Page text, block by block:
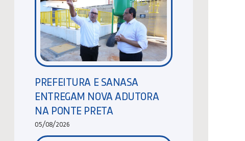
PREFEITURA E SANASA
ENTREGAM NOVA ADUTORA
NA PONTE PRETA
05/08/2026